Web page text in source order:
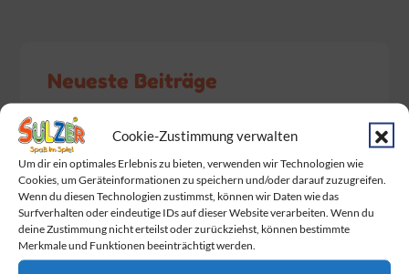
Cookie-Zustimmung verwalten
Um dir ein optimales Erlebnis zu bieten, verwenden wir Technologien wie
Cookies, um Geräteinformationen zu speichern und/oder darauf zuzugreifen.
Wenn du diesen Technologien zustimmst, können wir Daten wie das
Surfverhalten oder eindeutige IDs auf dieser Website verarbeiten. Wenn du
deine Zustimmung nicht erteilst oder zurückziehst, können bestimmte
Merkmale und Funktionen beeinträchtigt werden.
Neueste Beiträge
Baby Born Fans aufgepasst!
Das Warten hat ein Ende. Endlich wurden
die Dumplings geliefert!
Am Sonntag ist Muttertag!
Wir feiern gemeinsam mit BabyOne den